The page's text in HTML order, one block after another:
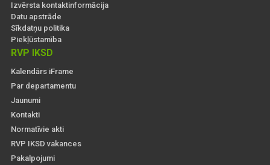
Izvērsta kontaktinformācija
Datu apstrāde
Sīkdatņu politika
Piekļūstamība
RVP IKSD
Kalendārs iFrame
Par departamentu
Jaunumi
Kontakti
Normatīvie akti
RVP IKSD vakances
Pakalpojumi